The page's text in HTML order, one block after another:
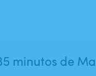
minutos de